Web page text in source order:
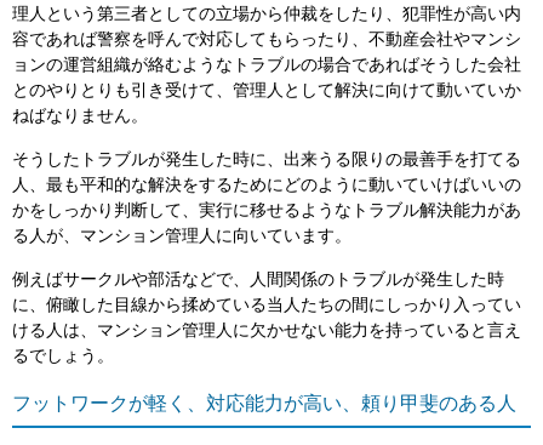
理人という第三者としての立場から仲裁をしたり、犯罪性が高い内
容であれば警察を呼んで対応してもらったり、不動産会社やマンシ
ョンの運営組織が絡むようなトラブルの場合であればそうした会社
とのやりとりも引き受けて、管理人として解決に向けて動いていか
ねばなりません。
そうしたトラブルが発生した時に、出来うる限りの最善手を打てる
人、最も平和的な解決をするためにどのように動いていけばいいの
かをしっかり判断して、実行に移せるようなトラブル解決能力があ
る人が、マンション管理人に向いています。
例えばサークルや部活などで、人間関係のトラブルが発生した時
に、俯瞰した目線から揉めている当人たちの間にしっかり入ってい
ける人は、マンション管理人に欠かせない能力を持っていると言え
るでしょう。
フットワークが軽く、対応能力が高い、頼り甲斐のある人